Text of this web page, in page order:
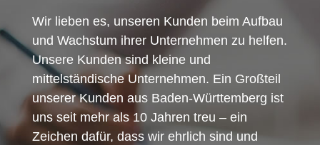
Wir lieben es, unseren Kunden beim Aufbau
und Wachstum ihrer Unternehmen zu helfen.
Unsere Kunden sind kleine und
mittelständische Unternehmen. Ein Großteil
unserer Kunden aus Baden-Württemberg ist
uns seit mehr als 10 Jahren treu – ein
Zeichen dafür, dass wir ehrlich sind und